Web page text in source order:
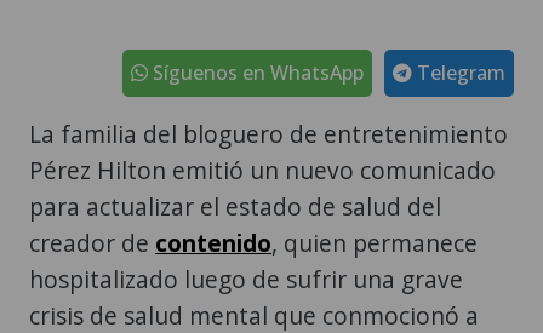
Telegram
Síguenos en WhatsApp
La familia del bloguero de entretenimiento
Pérez Hilton emitió un nuevo comunicado
para actualizar el estado de salud del
creador de contenido, quien permanece
hospitalizado luego de sufrir una grave
crisis de salud mental que conmocionó a